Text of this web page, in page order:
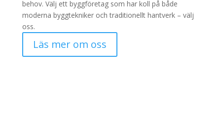
behov. Välj ett byggföretag som har koll på både
moderna byggtekniker och traditionellt hantverk – välj
oss.
Läs mer om oss